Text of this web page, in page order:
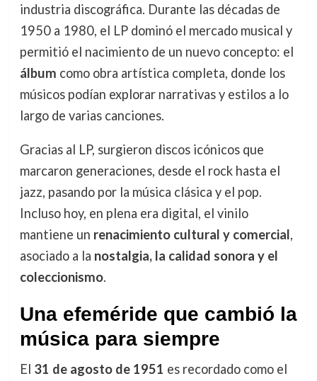
industria discográfica. Durante las décadas de
1950 a 1980, el LP dominó el mercado musical y
permitió el nacimiento de un nuevo concepto: el
álbum como obra artística completa, donde los
músicos podían explorar narrativas y estilos a lo
largo de varias canciones.
Gracias al LP, surgieron discos icónicos que
marcaron generaciones, desde el rock hasta el
jazz, pasando por la música clásica y el pop.
Incluso hoy, en plena era digital, el vinilo
mantiene un renacimiento cultural y comercial,
asociado a la nostalgia, la calidad sonora y el
coleccionismo.
Una efeméride que cambió la
música para siempre
El 31 de agosto de 1951 es recordado como el